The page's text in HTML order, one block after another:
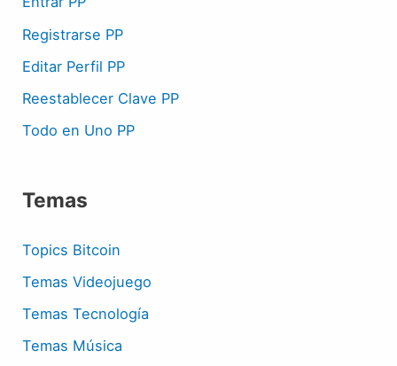
Registrarse PP
Editar Perfil PP
Reestablecer Clave PP
Todo en Uno PP
Temas
Topics Bitcoin
Temas Videojuego
Temas Tecnología
Temas Música